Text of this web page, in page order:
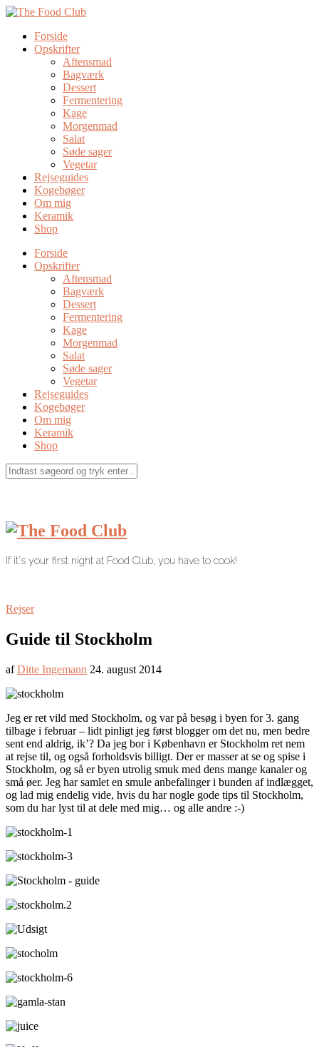
Forside
Opskrifter
Aftensmad
Bagværk
Dessert
Fermentering
Kage
Morgenmad
Salat
Søde sager
Vegetar
Rejseguides
Kogebøger
Om mig
Keramik
Shop
Forside
Opskrifter
Aftensmad
Bagværk
Dessert
Fermentering
Kage
Morgenmad
Salat
Søde sager
Vegetar
Rejseguides
Kogebøger
Om mig
Keramik
Shop
If it's your first night at Food Club, you have to cook!
Rejser
Guide til Stockholm
afDitte Ingemann 24. august 2014
Jeg er ret vild med Stockholm, og var på besøg i byen for 3. gang
tilbage i februar – lidt pinligt jeg først blogger om det nu, men bedre
sent end aldrig, ik’? Da jeg bor i København er Stockholm ret nem
at rejse til, og også forholdsvis billigt. Der er masser at se og spise i
Stockholm, og så er byen utrolig smuk med dens mange kanaler og
små øer. Jeg har samlet en smule anbefalinger i bunden af indlægget,
og lad mig endelig vide, hvis du har nogle gode tips til Stockholm,
som du har lyst til at dele med mig… og alle andre :-)